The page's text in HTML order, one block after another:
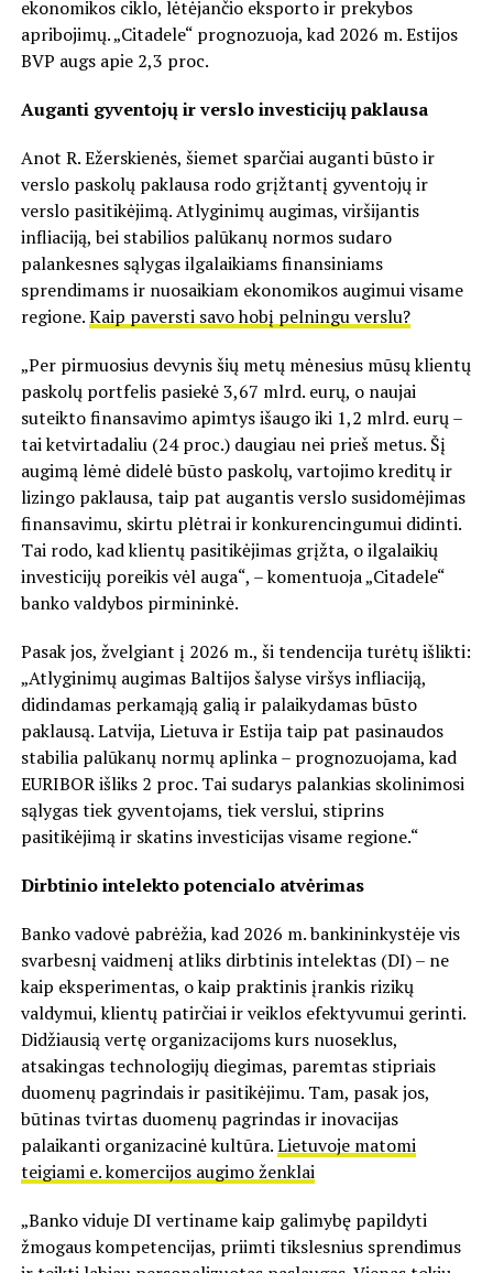
ekonomikos ciklo, lėtėjančio eksporto ir prekybos
apribojimų. „Citadele“ prognozuoja, kad 2026 m. Estijos
BVP augs apie 2,3 proc.
Auganti gyventojų ir verslo investicijų paklausa
Anot R. Ežerskienės, šiemet sparčiai auganti būsto ir
verslo paskolų paklausa rodo grįžtantį gyventojų ir
verslo pasitikėjimą. Atlyginimų augimas, viršijantis
infliaciją, bei stabilios palūkanų normos sudaro
palankesnes sąlygas ilgalaikiams finansiniams
sprendimams ir nuosaikiam ekonomikos augimui visame
regione.Kaip paversti savo hobį pelningu verslu?
„Per pirmuosius devynis šių metų mėnesius mūsų klientų
paskolų portfelis pasiekė 3,67 mlrd. eurų, o naujai
suteikto finansavimo apimtys išaugo iki 1,2 mlrd. eurų –
tai ketvirtadaliu (24 proc.) daugiau nei prieš metus. Šį
augimą lėmė didelė būsto paskolų, vartojimo kreditų ir
lizingo paklausa, taip pat augantis verslo susidomėjimas
finansavimu, skirtu plėtrai ir konkurencingumui didinti.
Tai rodo, kad klientų pasitikėjimas grįžta, o ilgalaikių
investicijų poreikis vėl auga“, – komentuoja „Citadele“
banko valdybos pirmininkė.
Pasak jos, žvelgiant į 2026 m., ši tendencija turėtų išlikti:
„Atlyginimų augimas Baltijos šalyse viršys infliaciją,
didindamas perkamąją galią ir palaikydamas būsto
paklausą. Latvija, Lietuva ir Estija taip pat pasinaudos
stabilia palūkanų normų aplinka – prognozuojama, kad
EURIBOR išliks 2 proc. Tai sudarys palankias skolinimosi
sąlygas tiek gyventojams, tiek verslui, stiprins
pasitikėjimą ir skatins investicijas visame regione.“
Dirbtinio intelekto potencialo atvėrimas
Banko vadovė pabrėžia, kad 2026 m. bankininkystėje vis
svarbesnį vaidmenį atliks dirbtinis intelektas (DI) – ne
kaip eksperimentas, o kaip praktinis įrankis rizikų
valdymui, klientų patirčiai ir veiklos efektyvumui gerinti.
Didžiausią vertę organizacijoms kurs nuoseklus,
atsakingas technologijų diegimas, paremtas stipriais
duomenų pagrindais ir pasitikėjimu. Tam, pasak jos,
būtinas tvirtas duomenų pagrindas ir inovacijas
palaikanti organizacinė kultūra.Lietuvoje matomi
teigiami e. komercijos augimo ženklai
„Banko viduje DI vertiname kaip galimybę papildyti
žmogaus kompetencijas, priimti tikslesnius sprendimus